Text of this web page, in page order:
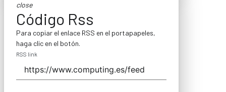
close
Código Rss
Para copiar el enlace RSS en el portapapeles,
haga clic en el botón.
RSS link